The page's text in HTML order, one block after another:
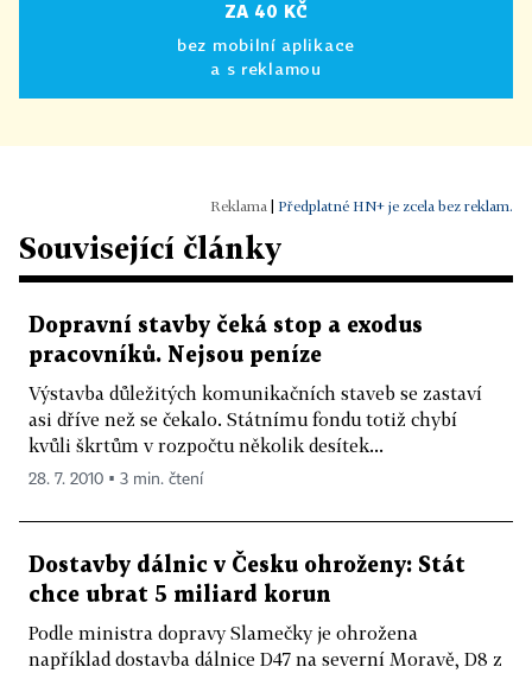
ZA 40 KČ
bez mobilní aplikace
a s reklamou
Předplatné HN+ je zcela bez reklam.
Související články
Dopravní stavby čeká stop a exodus
pracovníků. Nejsou peníze
Výstavba důležitých komunikačních staveb se zastaví
asi dříve než se čekalo. Státnímu fondu totiž chybí
kvůli škrtům v rozpočtu několik desítek...
28. 7. 2010 ▪ 3 min. čtení
Dostavby dálnic v Česku ohroženy: Stát
chce ubrat 5 miliard korun
Podle ministra dopravy Slamečky je ohrožena
například dostavba dálnice D47 na severní Moravě, D8 z